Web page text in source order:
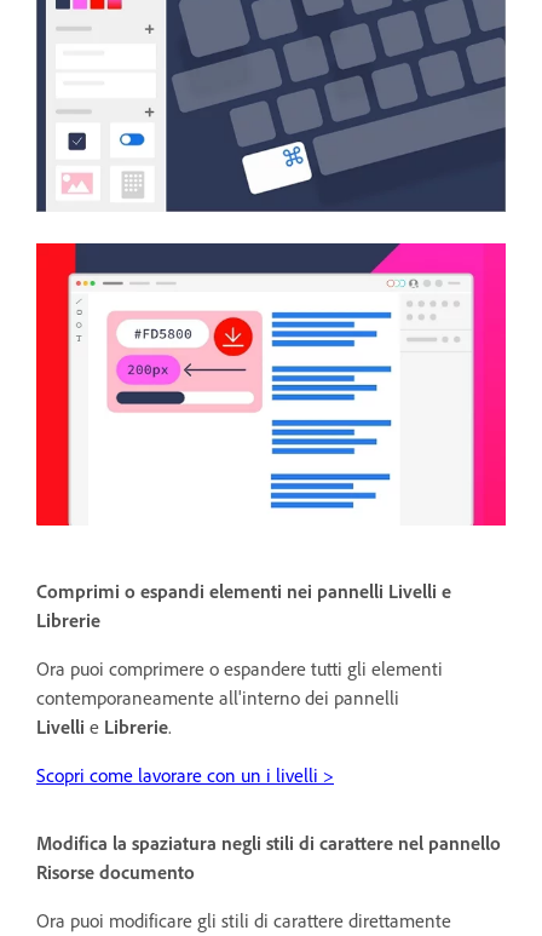
Comprimi o espandi elementi nei pannelli Livelli e
Librerie
Ora puoi comprimere o espandere tutti gli elementi
contemporaneamente all'interno dei pannelli
Livelli e Librerie.
Scopri come lavorare con un i livelli >
Modifica la spaziatura negli stili di carattere nel pannello
Risorse documento
Ora puoi modificare gli stili di carattere direttamente